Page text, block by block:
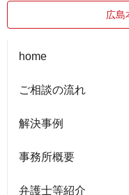
広島
home
ご相談の流れ
解決事例
事務所概要
弁護士等紹介